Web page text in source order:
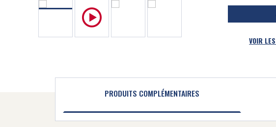
VOIR LES
PRODUITS COMPLÉMENTAIRES